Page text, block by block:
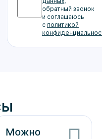
обратный звонок
и соглашаюсь
с политикой
Можно